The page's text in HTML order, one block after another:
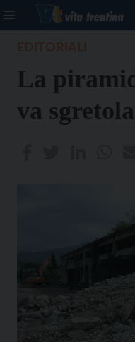
La
va